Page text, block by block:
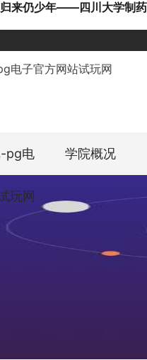
来仍少年——四川大学制
电子官方网站试玩网
pg电
玩网
学院概况